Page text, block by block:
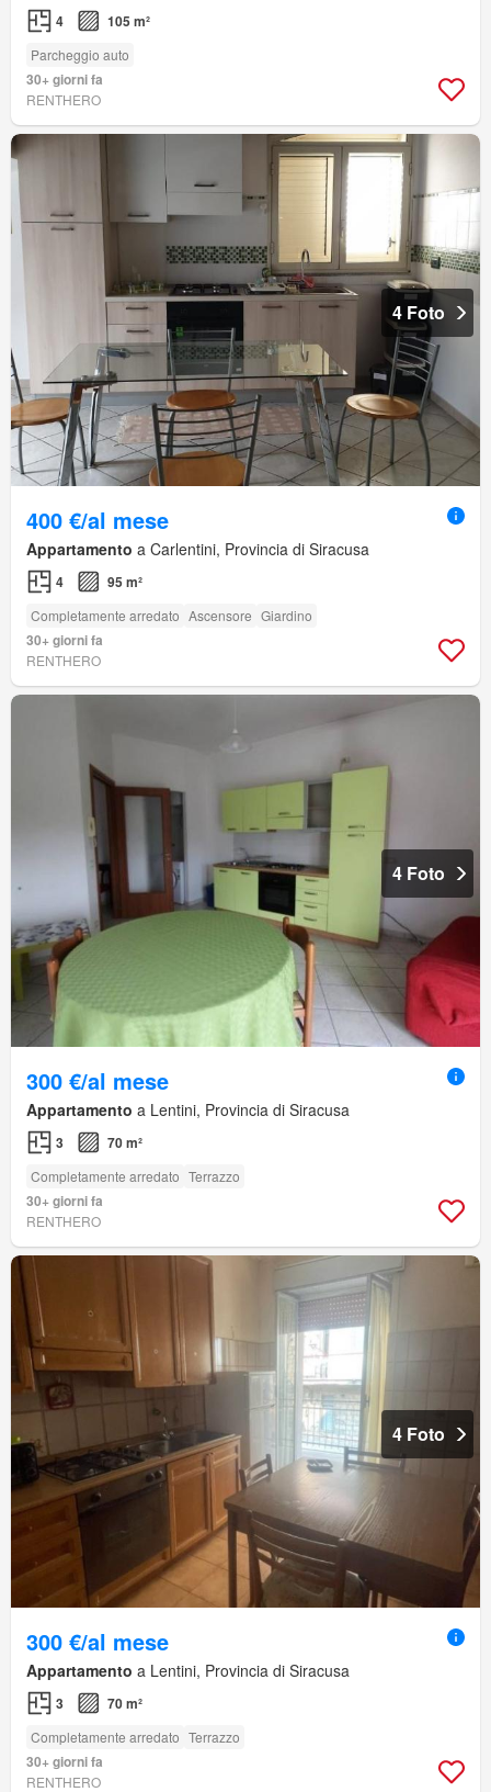
4 105 m²
Parcheggio auto
30+ giorni fa
RENTHERO
4 Foto
400 €/al mese
Appartamento a Carlentini, Provincia di Siracusa
4 95 m²
Completamente arredato Ascensore Giardino
30+ giorni fa
RENTHERO
4 Foto
300 €/al mese
Appartamento a Lentini, Provincia di Siracusa
3 70 m²
Completamente arredato Terrazzo
30+ giorni fa
RENTHERO
4 Foto
300 €/al mese
Appartamento a Lentini, Provincia di Siracusa
3 70 m²
Completamente arredato Terrazzo
30+ giorni fa
RENTHERO